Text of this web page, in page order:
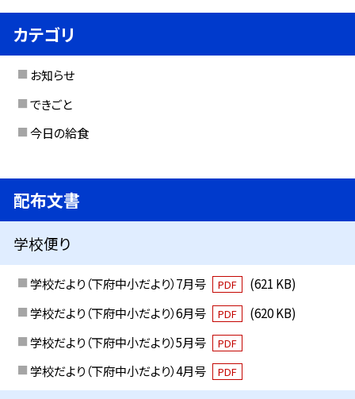
カテゴリ
お知らせ
できごと
今日の給食
配布文書
学校便り
学校だより（下府中小だより）7月号 PDF
(621 KB)
学校だより（下府中小だより）6月号
PDF
(620 KB)
学校だより（下府中小だより）5月号
PDF
学校だより（下府中小だより）4月号 PDF